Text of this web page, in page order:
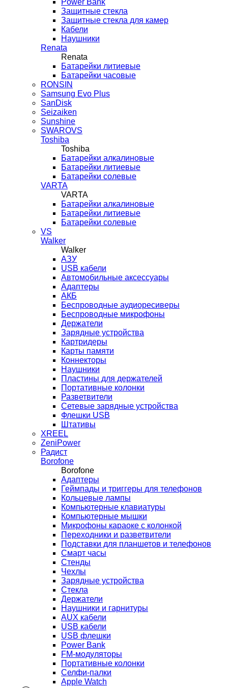
Power Bank
Защитные стекла
Защитные стекла для камер
Кабели
Наушники
Renata
Renata
Батарейки литиевые
Батарейки часовые
RONSIN
Samsung Evo Plus
SanDisk
Seizaiken
Sunshine
SWAROVS
Toshiba
Toshiba
Батарейки алкалиновые
Батарейки литиевые
Батарейки солевые
VARTA
VARTA
Батарейки алкалиновые
Батарейки литиевые
Батарейки солевые
VS
Walker
Walker
AЗУ
USB кабели
Автомобильные аксессуары
Адаптеры
АКБ
Беспроводные аудиоресиверы
Беспроводные микрофоны
Держатели
Зарядные устройства
Картридеры
Карты памяти
Коннекторы
Наушники
Пластины для держателей
Портативные колонки
Разветвители
Сетевые зарядные устройства
Флешки USB
Штативы
XREEL
ZeniPower
Радист
Borofone
Borofone
Адаптеры
Геймпады и триггеры для телефонов
Кольцевые лампы
Компьютерные клавиатуры
Компьютерные мышки
Микрофоны караоке с колонкой
Переходники и разветвители
Подставки для планшетов и телефонов
Смарт часы
Стенды
Чехлы
Зарядные устройства
Стекла
Держатели
Наушники и гарнитуры
AUX кабели
USB кабели
USB флешки
Power Bank
FM-модуляторы
Портативные колонки
Селфи-палки
Apple Watch